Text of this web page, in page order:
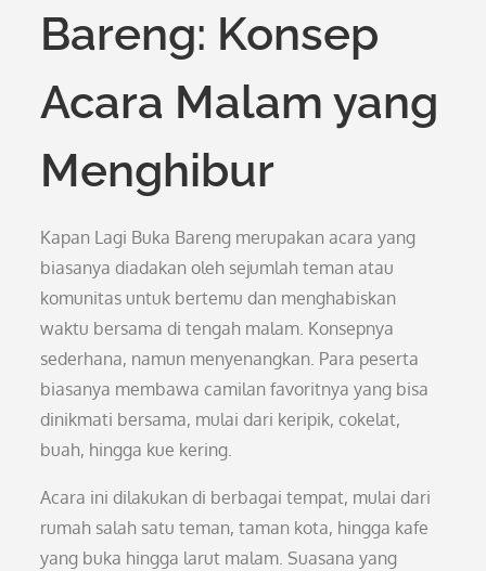
Bareng: Konsep
Acara Malam yang
Menghibur
Kapan Lagi Buka Bareng merupakan acara yang
biasanya diadakan oleh sejumlah teman atau
komunitas untuk bertemu dan menghabiskan
waktu bersama di tengah malam. Konsepnya
sederhana, namun menyenangkan. Para peserta
biasanya membawa camilan favoritnya yang bisa
dinikmati bersama, mulai dari keripik, cokelat,
buah, hingga kue kering.
Acara ini dilakukan di berbagai tempat, mulai dari
rumah salah satu teman, taman kota, hingga kafe
yang buka hingga larut malam. Suasana yang